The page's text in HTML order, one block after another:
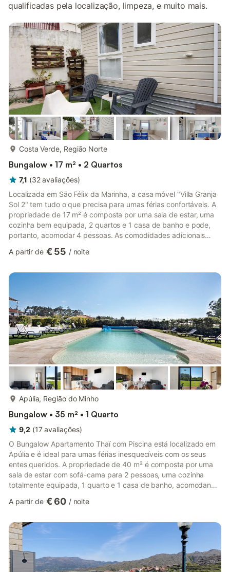
qualificadas pela localização, limpeza, e muito mais.
Costa Verde, Região Norte
Bungalow • 17 m² • 2 Quartos
7,1 (32 avaliações)
Localizada em São Félix da Marinha, a casa móvel "Villa Granja
Sol 2" tem tudo o que precisa para umas férias confortáveis. A
propriedade de 17 m² é composta por uma sala de estar, uma
cozinha bem equipada, 2 quartos e 1 casa de banho e pode,
portanto, acomodar 4 pessoas. As comodidades adicionais
partilhado para manhãs tranquilas. A propriedade está
disponível na rua (por favor, note que não é possível estacionar
A partir de € 55 / noite
Apúlia, Região do Minho
Bungalow • 35 m² • 1 Quarto
9,2 (17 avaliações)
O Bungalow Apartamento Thaï com Piscina está localizado em
Apúlia e é ideal para umas férias inesquecíveis com os seus
entes queridos. A propriedade de 40 m² é composta por uma
sala de estar com sofá-cama para 2 pessoas, uma cozinha
totalmente equipada, 1 quarto e 1 casa de banho, acomodando
velocidade (adequado para chamadas de vídeo), uma televisão
roupa. Para entretenimento, há uma mesa de ténis de mesa
disponível. Esta acomodação não dispõe de ar condicionado. O
alojam...
A partir de € 60 / noite